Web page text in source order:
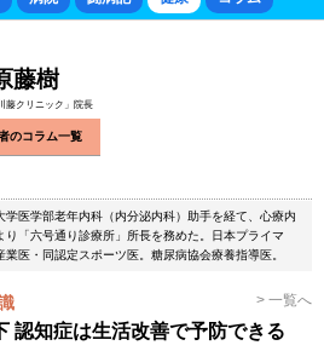
藤樹
藤クリニック」院長
のコラム一覧
医学部老年内科（内分泌内科）助手を経て、心療内
「六号通り診療所」所長を務めた。日本プライマ
医・同認定スポーツ医。糖尿病協会療養指導医。
> 一覧へ
認知症は生活改善で予防できる